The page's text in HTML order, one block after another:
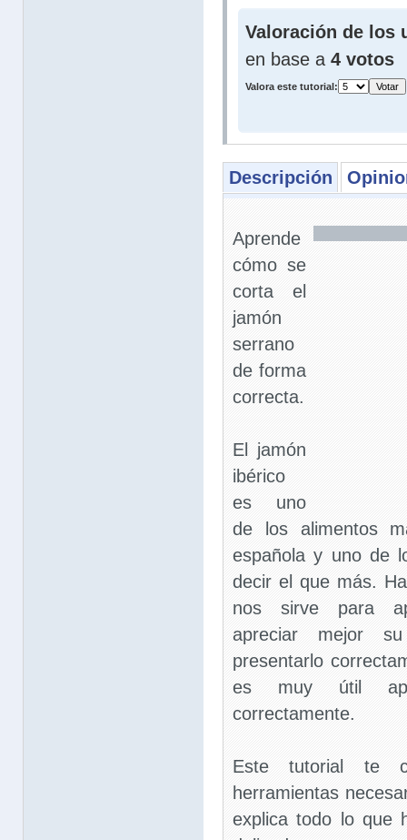
Valoración de los
en base a 4 votos
Valora este tutorial:
Descripción
Aprende
cómo se
corta el
jamón
serrano
de forma
correcta.
El jamón
ibérico
es uno
de los alimentos
española y uno de
decir el que más.
nos sirve para
apreciar mejor
presentarlo
es muy útil
correctamente.
Este tutorial te
herramientas
explica todo lo que